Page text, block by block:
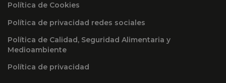
Política de Cookies
Política de privacidad redes sociales
Política de Calidad, Seguridad Alimentaria y
Medioambiente
Política de privacidad